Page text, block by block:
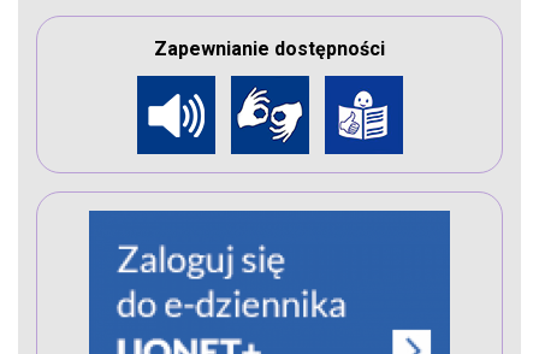
Zapewnianie dostępności